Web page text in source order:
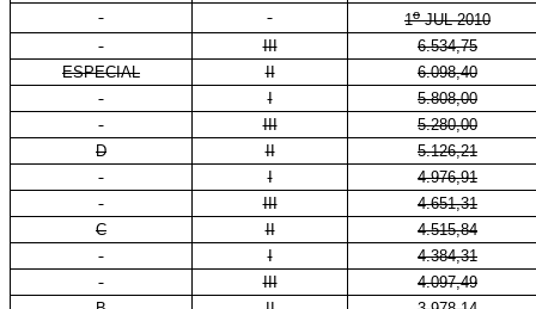
1oJUL 2010
III
6.534,75
ESPECIAL
II
6.098,40
I
5.808,00
III
5.280,00
D
II
5.126,21
I
4.976,91
III
4.651,31
C
II
4.515,84
I
4.384,31
III
4.097,49